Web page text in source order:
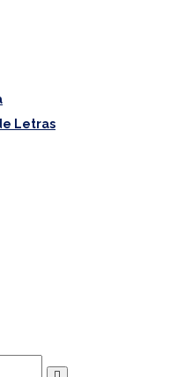
Letras